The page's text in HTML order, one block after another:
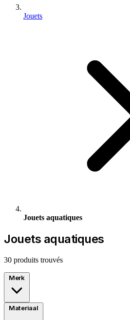
Jouets
Jouets aquatiques
Jouets aquatiques
30 produits trouvés
Merk
Materiaal